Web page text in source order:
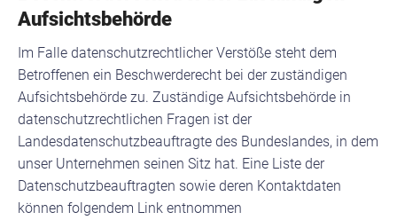
Aufsichtsbehörde
Im Falle datenschutzrechtlicher Verstöße steht dem
Betroffenen ein Beschwerderecht bei der zuständigen
Aufsichtsbehörde zu. Zuständige Aufsichtsbehörde in
datenschutzrechtlichen Fragen ist der
Landesdatenschutzbeauftragte des Bundeslandes, in dem
unser Unternehmen seinen Sitz hat. Eine Liste der
Datenschutzbeauftragten sowie deren Kontaktdaten
können folgendem Link entnommen